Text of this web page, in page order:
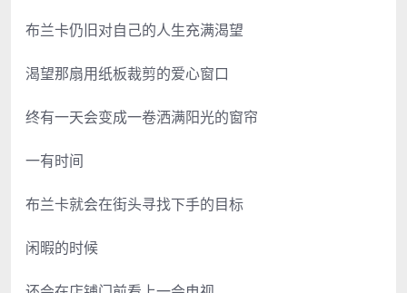
布兰卡仍旧对自己的人生充满渴望
渴望那扇用纸板裁剪的爱心窗口
终有一天会变成一卷洒满阳光的窗帘
一有时间
布兰卡就会在街头寻找下手的目标
闲暇的时候